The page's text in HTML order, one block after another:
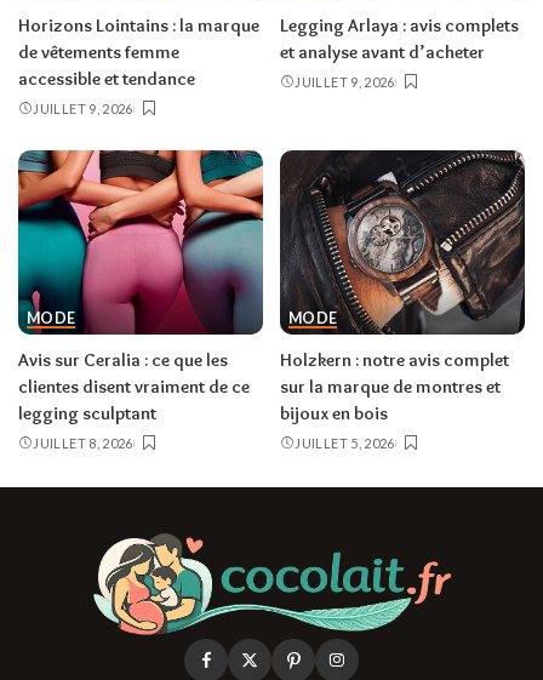
Horizons Lointains : la marque
de vêtements femme
accessible et tendance
JUILLET 9, 2026
Legging Arlaya : avis complets
et analyse avant d’acheter
JUILLET 9, 2026
MODE
Avis sur Ceralia : ce que les
clientes disent vraiment de ce
legging sculptant
JUILLET 8, 2026
MODE
Holzkern : notre avis complet
sur la marque de montres et
bijoux en bois
JUILLET 5, 2026